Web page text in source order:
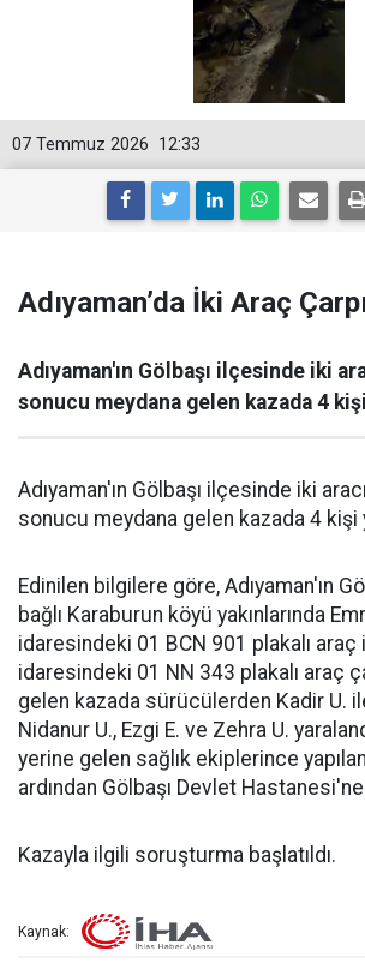
12:33
07 Temmuz 2026
Adıyaman’da İki Araç
Adıyaman'ın Gölbaşı ilçesinde iki
sonucu meydana gelen kazada 4
Adıyaman'ın Gölbaşı ilçesinde iki
sonucu meydana gelen kazada 4 kişi
Edinilen bilgilere göre, Adıyaman'ın
bağlı Karaburun köyü yakınlarında
idaresindeki 01 BCN 901 plakalı araç
idaresindeki 01 NN 343 plakalı araç
gelen kazada sürücülerden Kadir U.
Nidanur U., Ezgi E. ve Zehra U.
yerine gelen sağlık ekiplerince
ardından Gölbaşı Devlet Hastanesi'ne
Kazayla ilgili soruşturma başlatıldı.
Kaynak: